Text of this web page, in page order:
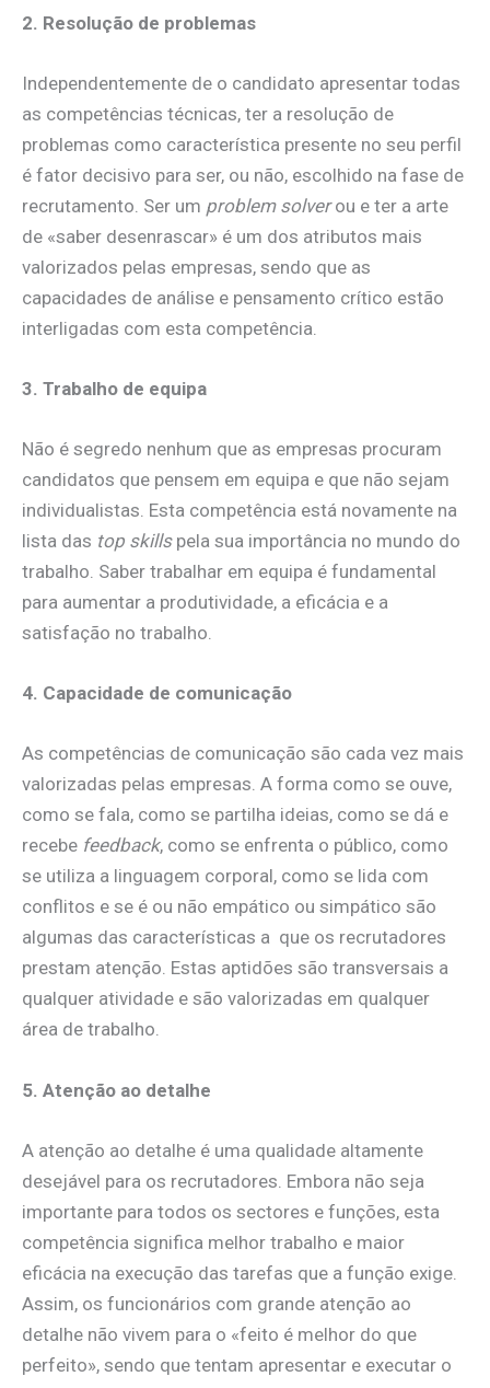
2. Resolução de problemas
Independentemente de o candidato apresentar todas
as competências técnicas, ter a resolução de
problemas como característica presente no seu perfil
é fator decisivo para ser, ou não, escolhido na fase de
recrutamento. Ser um problem solverou e ter a arte
de «saber desenrascar» é um dos atributos mais
valorizados pelas empresas, sendo que as
capacidades de análise e pensamento crítico estão
interligadas com esta competência.
3. Trabalho de equipa
Não é segredo nenhum que as empresas procuram
candidatos que pensem em equipa e que não sejam
individualistas. Esta competência está novamente na
lista das top skillspela sua importância no mundo do
trabalho. Saber trabalhar em equipa é fundamental
para aumentar a produtividade, a eficácia e a
satisfação no trabalho.
4. Capacidade de comunicação
As competências de comunicação são cada vez mais
valorizadas pelas empresas. A forma como se ouve,
como se fala, como se partilha ideias, como se dá e
recebe feedback, como se enfrenta o público, como
se utiliza a linguagem corporal, como se lida com
conflitos e se é ou não empático ou simpático são
algumas das características a que os recrutadores
prestam atenção. Estas aptidões são transversais a
qualquer atividade e são valorizadas em qualquer
área de trabalho.
5. Atenção ao detalhe
A atenção ao detalhe é uma qualidade altamente
desejável para os recrutadores. Embora não seja
importante para todos os sectores e funções, esta
competência significa melhor trabalho e maior
eficácia na execução das tarefas que a função exige.
Assim, os funcionários com grande atenção ao
detalhe não vivem para o «feito é melhor do que
perfeito», sendo que tentam apresentar e executar o